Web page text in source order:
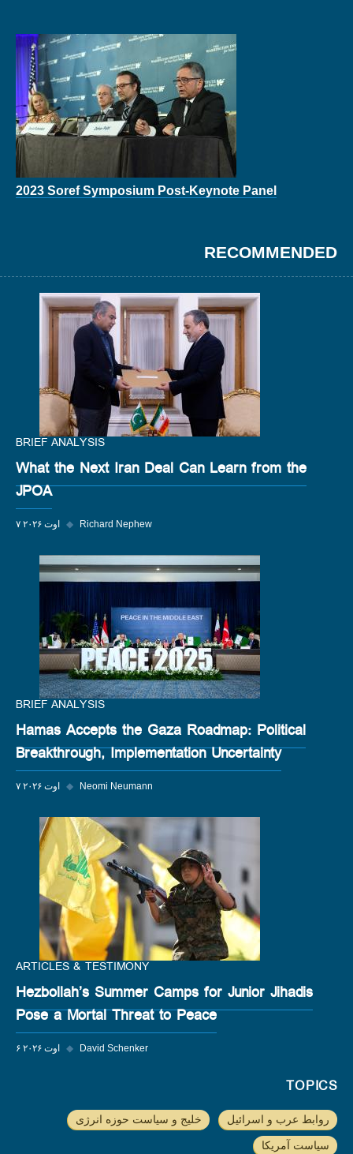
2023 Soref Symposium Post-Keynote Panel
RECOMMENDED
BRIEF ANALYSIS
What the Next Iran Deal Can Learn from the
JPOA
۷ اوت ۲۰۲۶ ◆ Richard Nephew
BRIEF ANALYSIS
Hamas Accepts the Gaza Roadmap: Political
Breakthrough, Implementation Uncertainty
۷ اوت ۲۰۲۶ ◆ Neomi Neumann
ARTICLES & TESTIMONY
Hezbollah’s Summer Camps for Junior Jihadis
Pose a Mortal Threat to Peace
۶ اوت ۲۰۲۶ ◆ David Schenker
TOPICS
روابط عرب و اسرائیل خلیج و سیاست حوزه انرژی
سیاست آمریکا